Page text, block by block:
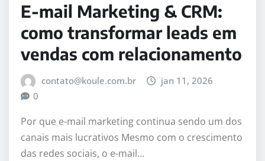
E-mail Marketing & CRM:
como transformar leads em
vendas com relacionamento
contato@koule.com.br
jan 11, 2026
0
Por que e-mail marketing continua sendo um dos
canais mais lucrativos Mesmo com o crescimento
das redes sociais, o e-mail…